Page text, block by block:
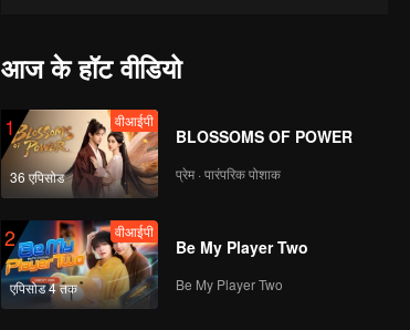
आज के हॉट वीडियो
1
36 एपिसोड
वीआईपी
BLOSSOMS OF POWER
प्रेम · पारंपरिक पोशाक
2
एपिसोड 4 तक
वीआईपी
Be My Player Two
Be My Player Two